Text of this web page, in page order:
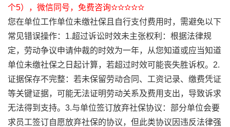
个5），微信同号，免费咨询✫✫✫✫✫
您在单位工作单位未缴社保且自行支付费用时，需避免以下
常见错误操作：1.超过诉讼时效未主张权利：根据法律规
定，劳动争议申请仲裁的时效为一年，从您知道或应当知道
单位未缴社保之日起计算，若超过时效可能丧失胜诉权。2.
证据保存不完整：若未保留劳动合同、工资记录、缴费凭证
等关键证据，可能无法证明劳动关系及费用支出，导致诉求
无法得到支持。3.与单位签订放弃社保协议：部分单位会要
求员工签订自愿放弃社保的协议，但此类协议因违反法律强